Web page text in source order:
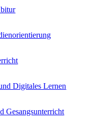
Digitales Lernen
Gesangsunterricht